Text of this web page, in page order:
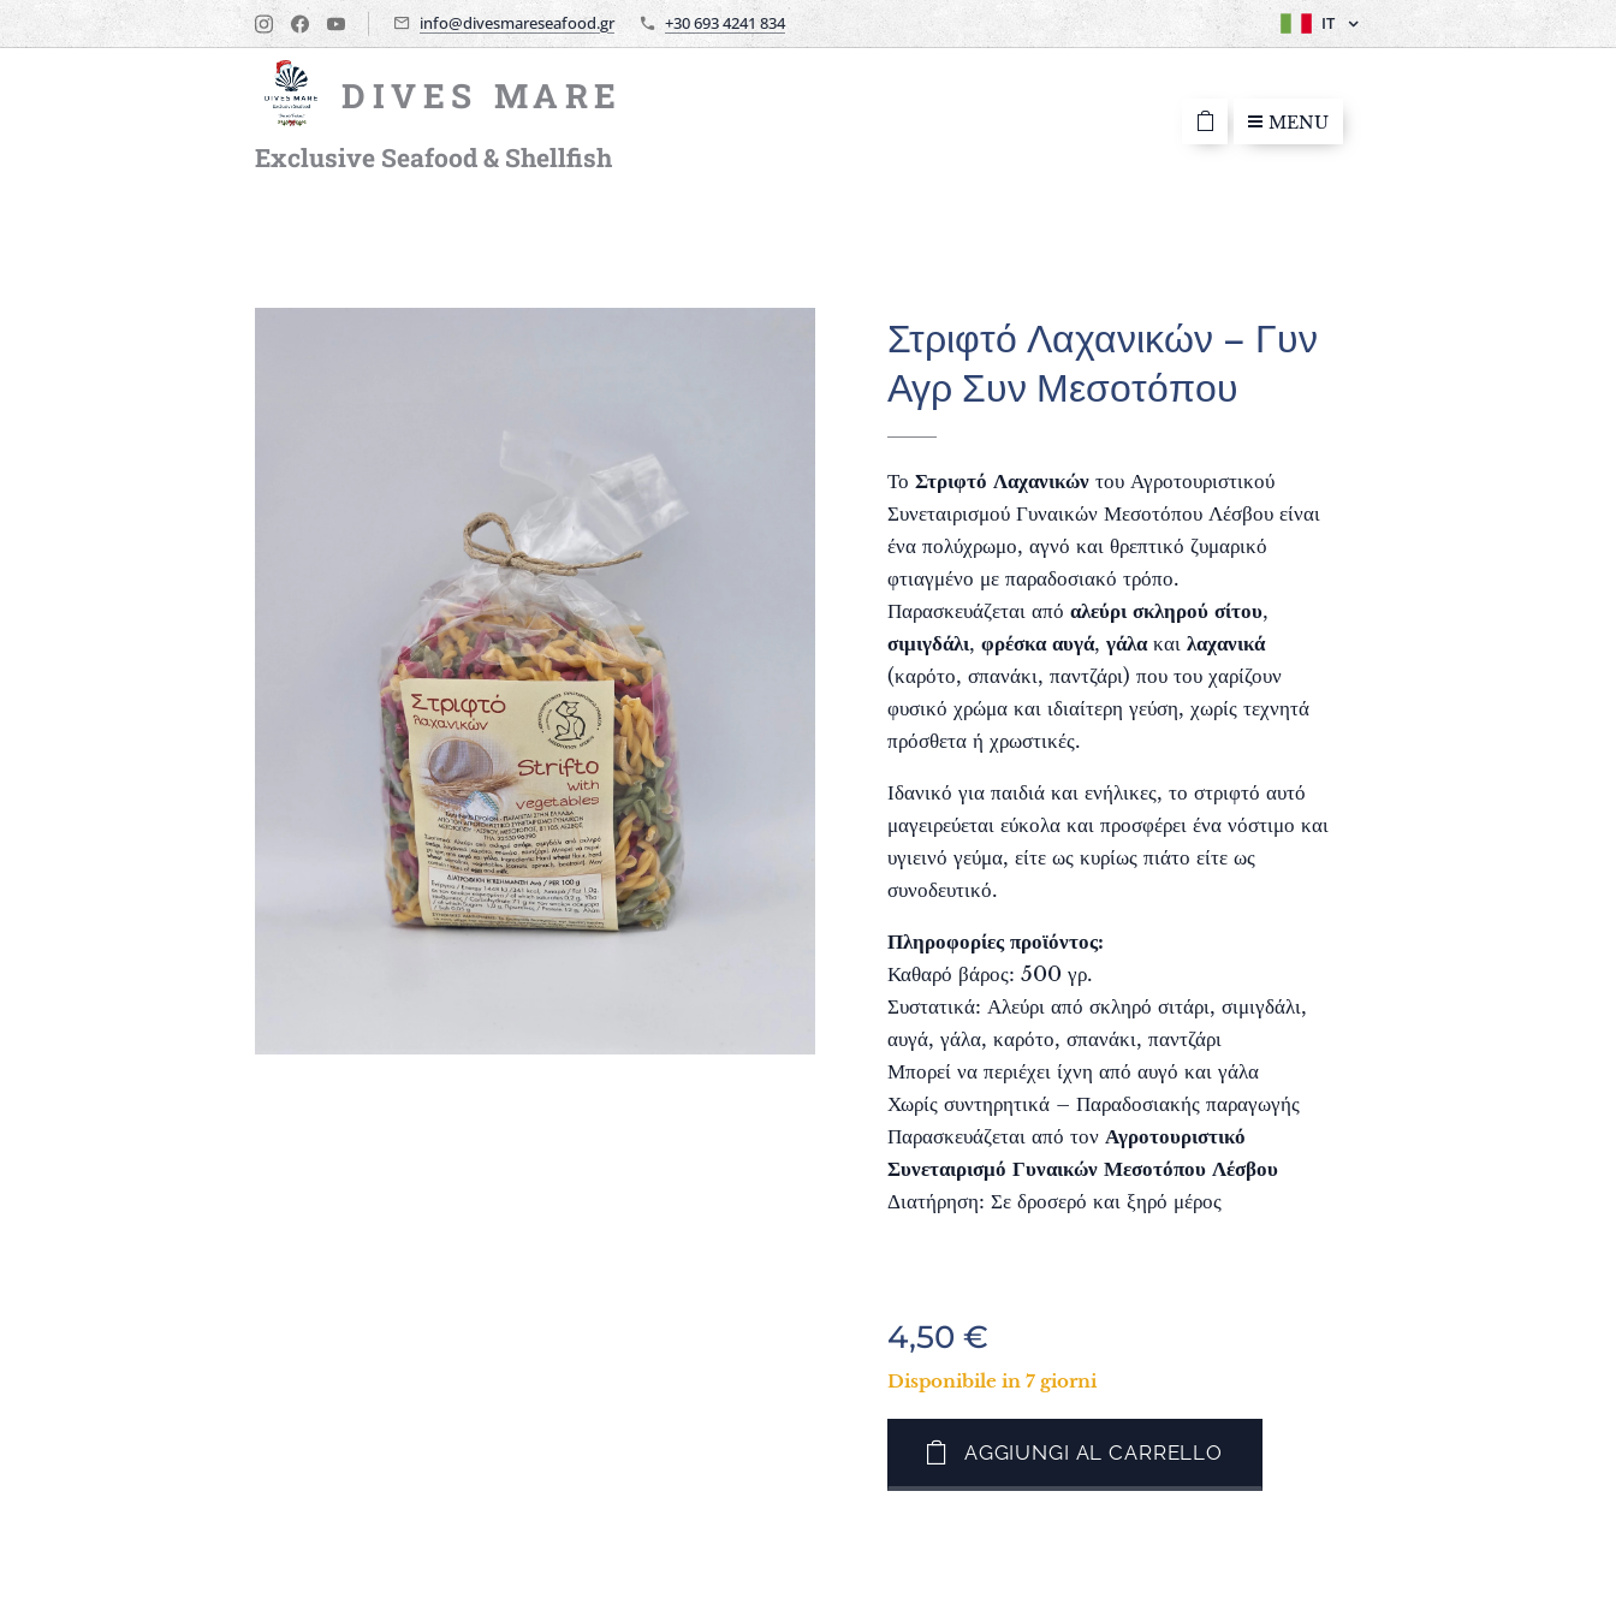
info@divesmareseafood.gr +30 693 4241 834 IT
DIVES MARE
Exclusive Seafood & Shellfish
MENU
Στριφτό Λαχανικών – Γυν
Αγρ Συν Μεσοτόπου
Το Στριφτό Λαχανικών του Αγροτουριστικού
Συνεταιρισμού Γυναικών Μεσοτόπου Λέσβου είναι
ένα πολύχρωμο, αγνό και θρεπτικό ζυμαρικό
φτιαγμένο με παραδοσιακό τρόπο.
Παρασκευάζεται από αλεύρι σκληρού σίτου,
σιμιγδάλι, φρέσκα αυγά, γάλακαι λαχανικά
(καρότο, σπανάκι, παντζάρι) που του χαρίζουν
φυσικό χρώμα και ιδιαίτερη γεύση, χωρίς τεχνητά
πρόσθετα ή χρωστικές.
Ιδανικό για παιδιά και ενήλικες, το στριφτό αυτό
μαγειρεύεται εύκολα και προσφέρει ένα νόστιμο και
υγιεινό γεύμα, είτε ως κυρίως πιάτο είτε ως
συνοδευτικό.
Πληροφορίες προϊόντος:
Καθαρό βάρος: 500 γρ.
Συστατικά: Αλεύρι από σκληρό σιτάρι, σιμιγδάλι,
αυγά, γάλα, καρότο, σπανάκι, παντζάρι
Μπορεί να περιέχει ίχνη από αυγό και γάλα
Χωρίς συντηρητικά – Παραδοσιακής παραγωγής
Παρασκευάζεται από τον Αγροτουριστικό
Συνεταιρισμό Γυναικών Μεσοτόπου Λέσβου
Διατήρηση: Σε δροσερό και ξηρό μέρος
4,50 €
Disponibile in 7 giorni
AGGIUNGI AL CARRELLO